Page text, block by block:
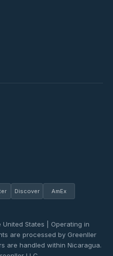
Discover AmEx
States | Operating in
are processed by Greenller
are handled within Nicaragua.